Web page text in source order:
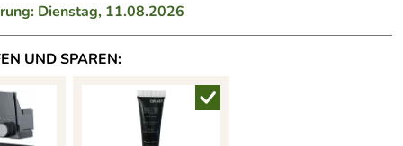
Dienstag, 11.08.2026
UND SPAREN: